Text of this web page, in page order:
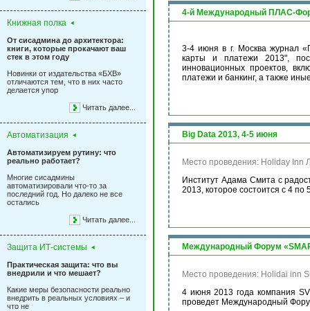
Книжная полка
От сисадмина до архитектора:
книги, которые прокачают ваш
стек в этом году
Новинки от издательства «БХВ»
отличаются тем, что в них часто
делается упор
Читать далее...
Автоматизация
Автоматизируем рутину: что
реально работает?
Многие сисадмины
автоматизировали что-то за
последний год. Но далеко не все
остались
Читать далее...
Защита ИТ-системы
Практическая защита: что вы
внедрили и что мешает?
Какие меры безопасности реально
внедрить в реальных условиях – и
что не
4-й Международный ПЛАС-
3-4 июня в г. Москва журнал
карты и платежи 2013",
инновационных проектов,
платежи и банкинг, а также
Big Data 2013, 4-5 июня
Место проведения: Holiday Inn
Институт Адама Смита c
2013, которое состоится с 4
Международный Форум
Место проведения: Holidai inn
4 июня 2013 года компания
проведет Международный